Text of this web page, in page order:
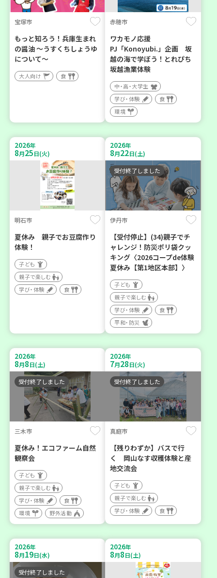
宝塚市
もっと知ろう！兵庫生まれ
の醤油 ～うすくちしょうゆ
について～
大人向け 食
赤穂市
ワカモノ応援
PJ「Konoyubi.」企画 坂
越の海で学ぼう！とれぴち
坂越漁業体験
中・高・大学生
学び・体験
食
環境
2026年
8月25日(火)
明石市
夏休み 親子でお豆腐作り
体験！
子ども
親子で楽しむ
学び・体験
食
2026年
8月22日(土)
受付終了しました
伊丹市
【受付停止】(34)親子でチ
ャレンジ！防災ポリ袋クッ
キング〈2026コープde体験
夏休み【第1地区本部】〉
子ども
親子で楽しむ
学び・体験
食
平和・防災
2026年
8月8日(土)
受付終了しました
三木市
夏休み！エコファーム自然
観察会
子ども
親子で楽しむ
学び・体験
食
環境
野外活動
2026年
7月28日(火)
受付終了しました
真庭市
【残りわずか】バスで行
く 岡山なす収穫体験と産
地交流会
子ども
親子で楽しむ
学び・体験
食
2026年
8月19日(水)
受付終了しました
2026年
8月8日(土)